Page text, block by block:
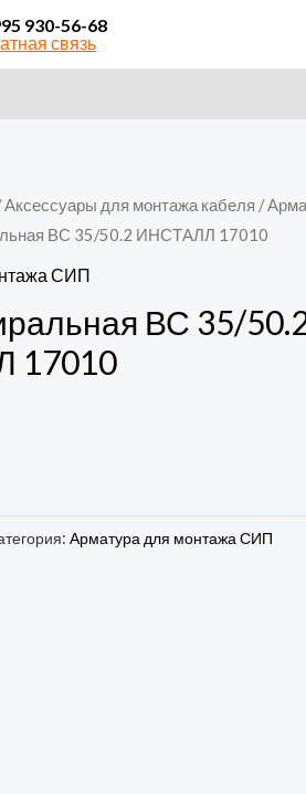
930-56-68
связь
Аксессуары для монтажа кабеля /
ВС 35/50.2 ИНСТАЛЛ 17010
СИП
ВС 35/
17010
Арматура для монтажа СИП